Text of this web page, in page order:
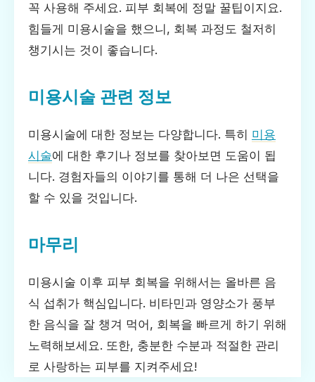
꼭 사용해 주세요. 피부 회복에 정말 꿀팁이지요.
힘들게 미용시술을 했으니, 회복 과정도 철저히
챙기시는 것이 좋습니다.
미용시술 관련 정보
미용시술에 대한 정보는 다양합니다. 특히 미용
시술에 대한 후기나 정보를 찾아보면 도움이 됩
니다. 경험자들의 이야기를 통해 더 나은 선택을
할 수 있을 것입니다.
마무리
미용시술 이후 피부 회복을 위해서는 올바른 음
식 섭취가 핵심입니다. 비타민과 영양소가 풍부
한 음식을 잘 챙겨 먹어, 회복을 빠르게 하기 위해
노력해보세요. 또한, 충분한 수분과 적절한 관리
로 사랑하는 피부를 지켜주세요!